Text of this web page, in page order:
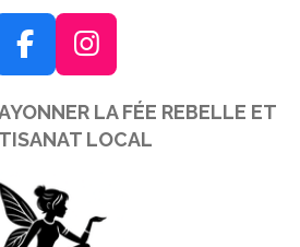
F
c
e
o
o
I
s
t
r
LA FÉE REBELLE ET
LOCAL